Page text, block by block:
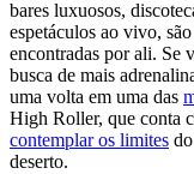
bares luxuosos,
espetáculos ao vivo,
encontradas por ali. Se
busca de mais
uma volta em uma das
High Roller, que conta
contemplar os limites
deserto.